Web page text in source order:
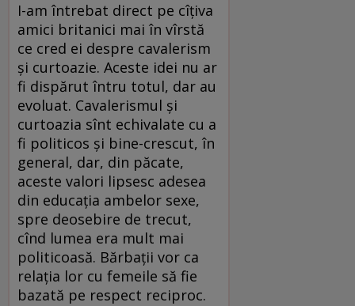
I-am întrebat direct pe cîţiva
amici britanici mai în vîrstă
ce cred ei despre cavalerism
şi curtoazie. Aceste idei nu ar
fi dispărut întru totul, dar au
evoluat. Cavalerismul şi
curtoazia sînt echivalate cu a
fi politicos şi bine-crescut, în
general, dar, din păcate,
aceste valori lipsesc adesea
din educaţia ambelor sexe,
spre deosebire de trecut,
cînd lumea era mult mai
politicoasă. Bărbaţii vor ca
relaţia lor cu femeile să fie
bazată pe respect reciproc.